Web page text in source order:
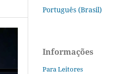
Português (Brasil)
Informações
Para Leitores